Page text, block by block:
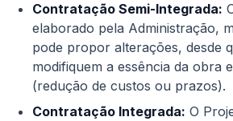
Contratação Semi-Integrada:
elaborado pela Administração,
pode propor alterações, desde
modifiquem a essência da obra
(redução de custos ou prazos).
Contratação Integrada: O